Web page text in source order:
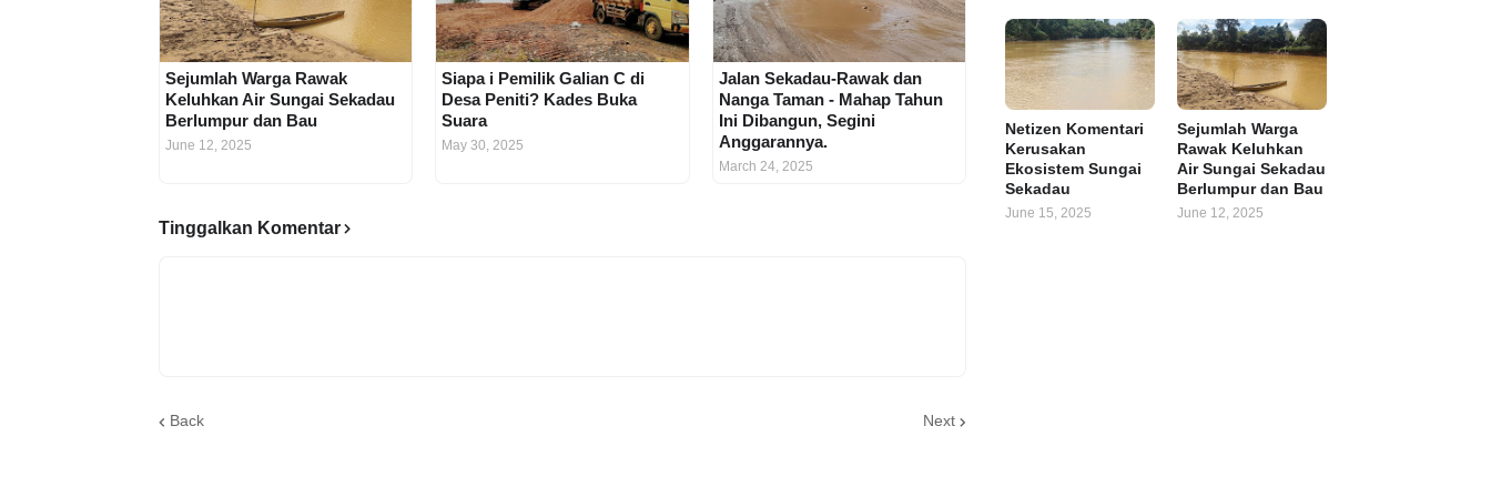
Sejumlah Warga Rawak
Keluhkan Air Sungai Sekadau
Berlumpur dan Bau
June 12, 2025
Siapa i Pemilik Galian C di
Desa Peniti? Kades Buka
Suara
May 30, 2025
Jalan Sekadau-Rawak dan
Nanga Taman - Mahap Tahun
Ini Dibangun, Segini
Anggarannya.
March 24, 2025
Tinggalkan Komentar
Back Next
Netizen Komentari
Kerusakan
Ekosistem Sungai
Sekadau
June 15, 2025
Sejumlah Warga
Rawak Keluhkan
Air Sungai Sekadau
Berlumpur dan Bau
June 12, 2025